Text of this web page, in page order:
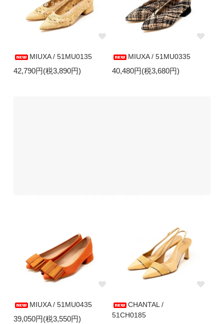
MIUXA / 51MU0135
42,790円(税3,890円)
MIUXA / 51MU0335
40,480円(税3,680円)
MIUXA / 51MU0435
39,050円(税3,550円)
CHANTAL /
51CH0185